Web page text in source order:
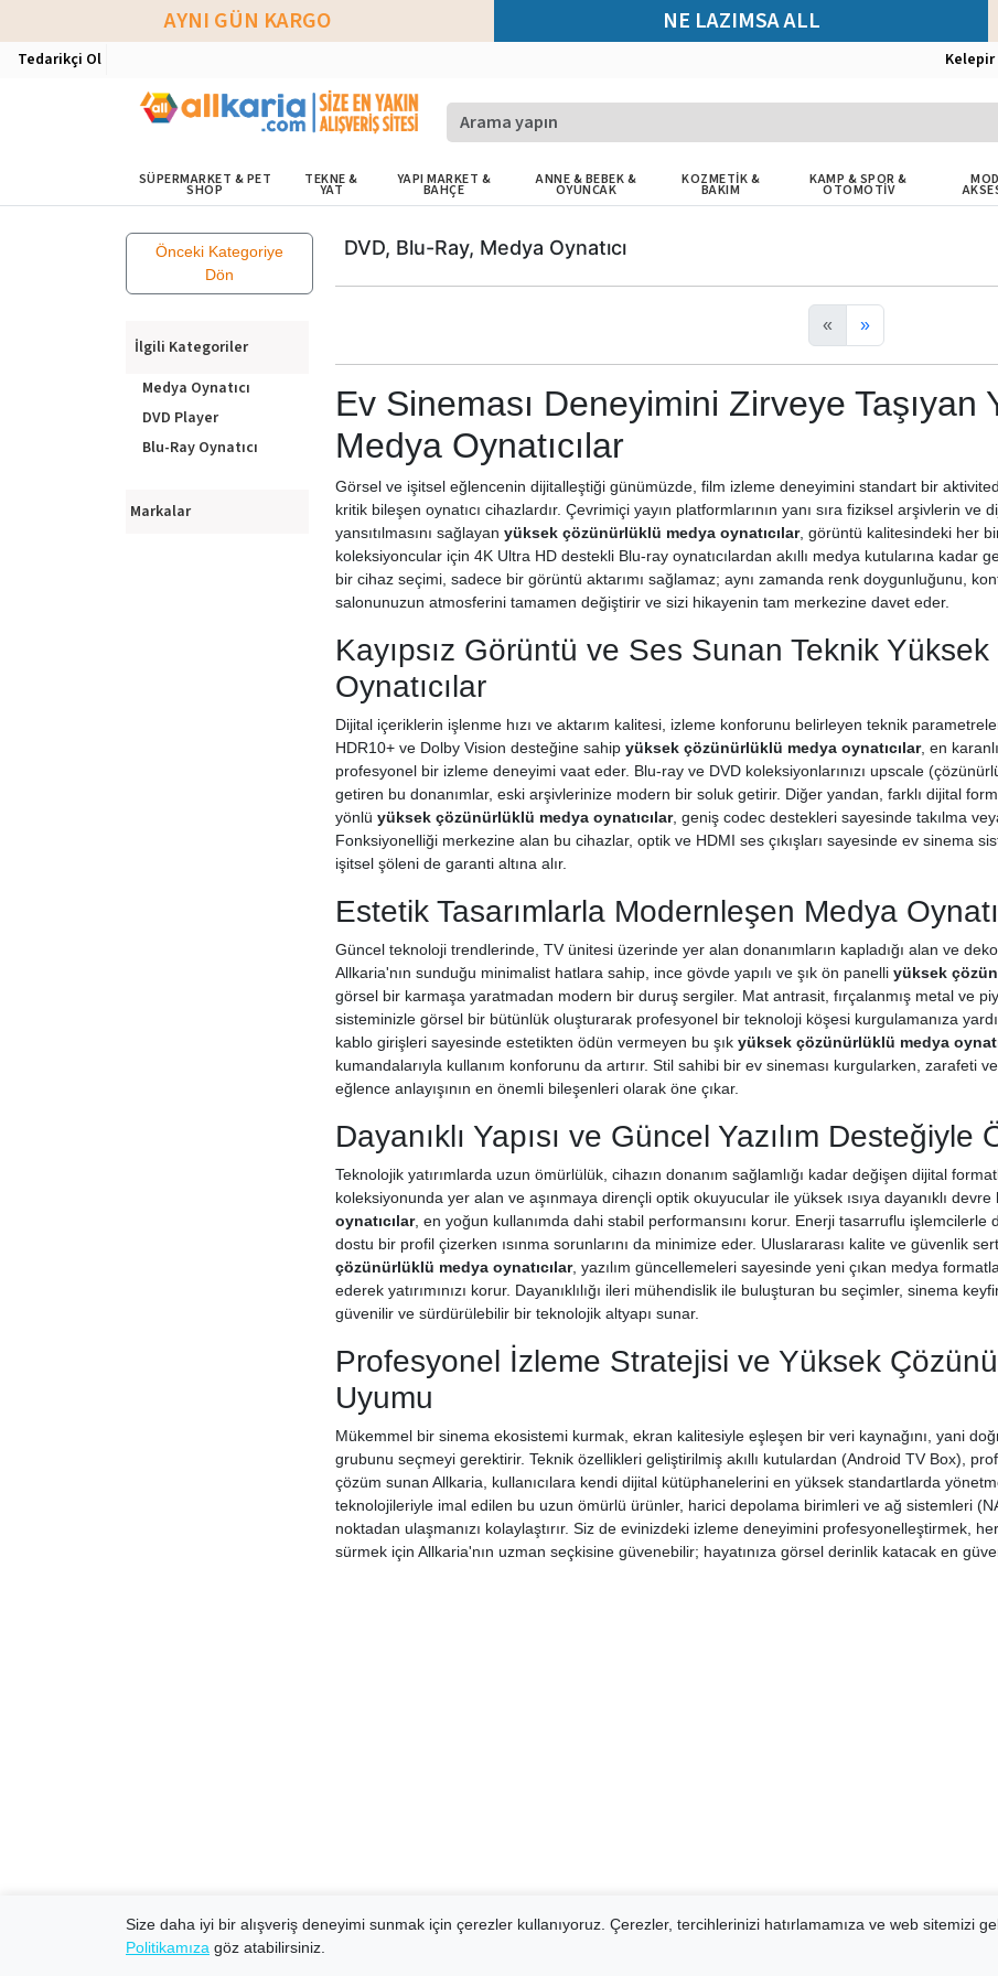
AYNI GÜN KARGO NE LAZIMSA ALL
Tedarikçi Ol
SÜPERMARKET & PET
SHOP
TEKNE &
YAT
YAPI MARKET &
BAHÇE
ANNE & BEBEK &
OYUNCAK
KOZMETİK &
BAKIM
KAMP & SPOR &
OTOMOTİV
Önceki Kategoriye
Dön
İlgili Kategoriler
Medya Oynatıcı
DVD Player
Blu-Ray Oynatıcı
Markalar
DVD, Blu-Ray, Medya Oynatıcı
« »
Ev Sineması Deneyimini Zirveye
Medya Oynatıcılar
Görsel ve işitsel eğlencenin dijitalleştiği günümüzde, film izleme deneyimini standart bir
kritik bileşen oynatıcı cihazlardır. Çevrimiçi yayın platformlarının yanı sıra fiziksel arşivlerin
yansıtılmasını sağlayan yüksek çözünürlüklü medya oynatıcılar, görüntü kalitesindeki her
koleksiyoncular için 4K Ultra HD destekli Blu-ray oynatıcılardan akıllı medya kutularına kadar
bir cihaz seçimi, sadece bir görüntü aktarımı sağlamaz; aynı zamanda renk doygunluğunu,
salonunuzun atmosferini tamamen değiştirir ve sizi hikayenin tam merkezine davet eder.
Kayıpsız Görüntü ve Ses Sunan Teknik
Oynatıcılar
Dijital içeriklerin işlenme hızı ve aktarım kalitesi, izleme konforunu belirleyen teknik
HDR10+ ve Dolby Vision desteğine sahip yüksek çözünürlüklü medya oynatıcılar, en
profesyonel bir izleme deneyimi vaat eder. Blu-ray ve DVD koleksiyonlarınızı upscale
getiren bu donanımlar, eski arşivlerinize modern bir soluk getirir. Diğer yandan, farklı dijital
yönlü yüksek çözünürlüklü medya oynatıcılar, geniş codec destekleri sayesinde takılma
Fonksiyonelliği merkezine alan bu cihazlar, optik ve HDMI ses çıkışları sayesinde ev sinema
işitsel şöleni de garanti altına alır.
Estetik Tasarımlarla Modernleşen Medya
Güncel teknoloji trendlerinde, TV ünitesi üzerinde yer alan donanımların kapladığı alan ve
Allkaria'nın sunduğu minimalist hatlara sahip, ince gövde yapılı ve şık ön panelli yüksek
görsel bir karmaşa yaratmadan modern bir duruş sergiler. Mat antrasit, fırçalanmış metal ve
sisteminizle görsel bir bütünlük oluşturarak profesyonel bir teknoloji köşesi kurgulamanıza
kablo girişleri sayesinde estetikten ödün vermeyen bu şık yüksek çözünürlüklü medya
kumandalarıyla kullanım konforunu da artırır. Stil sahibi bir ev sineması kurgularken, zarafeti
eğlence anlayışının en önemli bileşenleri olarak öne çıkar.
Dayanıklı Yapısı ve Güncel Yazılım Desteğiyle
Teknolojik yatırımlarda uzun ömürlülük, cihazın donanım sağlamlığı kadar değişen dijital
koleksiyonunda yer alan ve aşınmaya dirençli optik okuyucular ile yüksek ısıya dayanıklı devre
oynatıcılar, en yoğun kullanımda dahi stabil performansını korur. Enerji tasarruflu
dostu bir profil çizerken ısınma sorunlarını da minimize eder. Uluslararası kalite ve güvenlik
çözünürlüklü medya oynatıcılar, yazılım güncellemeleri sayesinde yeni çıkan medya
ederek yatırımınızı korur. Dayanıklılığı ileri mühendislik ile buluşturan bu seçimler, sinema
güvenilir ve sürdürülebilir bir teknolojik altyapı sunar.
Profesyonel İzleme Stratejisi ve Yüksek
Uyumu
Mükemmel bir sinema ekosistemi kurmak, ekran kalitesiyle eşleşen bir veri kaynağını, yani
grubunu seçmeyi gerektirir. Teknik özellikleri geliştirilmiş akıllı kutulardan (Android TV Box),
çözüm sunan Allkaria, kullanıcılara kendi dijital kütüphanelerini en yüksek standartlarda
teknolojileriyle imal edilen bu uzun ömürlü ürünler, harici depolama birimleri ve ağ sistemleri
noktadan ulaşmanızı kolaylaştırır. Siz de evinizdeki izleme deneyimini profesyonelleştirmek,
sürmek için Allkaria'nın uzman seçkisine güvenebilir; hayatınıza görsel derinlik katacak en
Size daha iyi bir alışveriş deneyimi sunmak için çerezler kullanıyoruz. Çerezler, tercihlerinizi hatırlamamıza ve web sitemizi
Politikamıza göz atabilirsiniz.